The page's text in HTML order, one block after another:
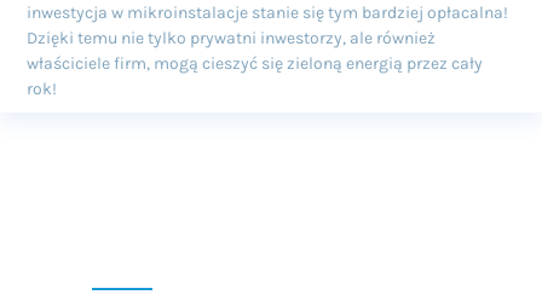
inwestycja w mikroinstalacje stanie się tym bardziej opłacalna!
Dzięki temu nie tylko prywatni inwestorzy, ale również
właściciele firm, mogą cieszyć się zieloną energią przez cały
rok!